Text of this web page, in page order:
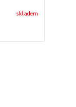
skladem